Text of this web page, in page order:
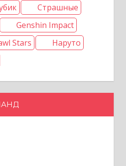
Страшные
Genshin Impact
Stars
Наруто